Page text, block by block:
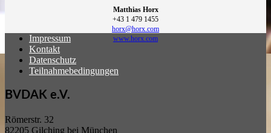
Matthias Horx
+43 1 479 1455
horx@horx.com
www.horx.com
Impressum
Kontakt
Datenschutz
Teilnahmebedingungen
BVDAK e.V.
Römerstr. 32
82205 Gilching bei München